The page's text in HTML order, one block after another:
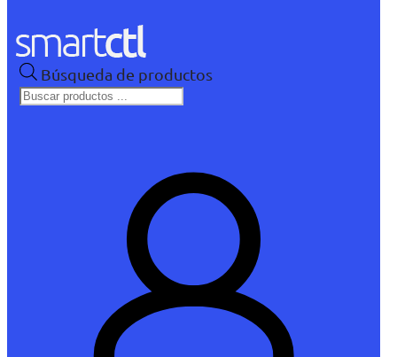
Búsqueda de productos